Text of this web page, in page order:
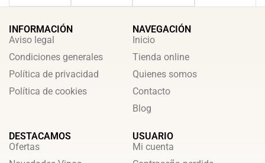
INFORMACIÓN
Aviso legal
Condiciones generales
Política de privacidad
Política de cookies
NAVEGACIÓN
Inicio
Tienda online
Quienes somos
Contacto
Blog
DESTACAMOS
Ofertas
USUARIO
Mi cuenta